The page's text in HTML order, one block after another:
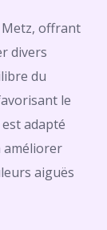
Metz, offrant
divers
du
le
adapté
améliorer
aiguës